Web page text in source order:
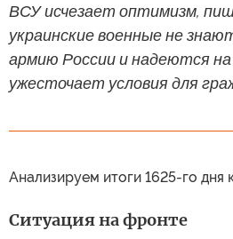
ВСУ исчезает оптимизм,
украинские военные не
армию России и надеются
ужесточает условия для
Анализируем итоги 1625-го дня
Ситуация на фронте